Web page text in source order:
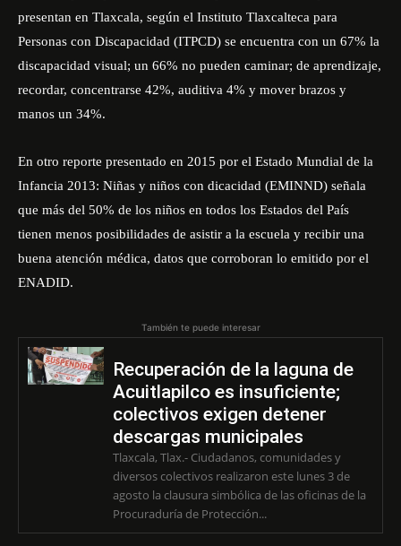
presentan en Tlaxcala, según el Instituto Tlaxcalteca para
Personas con Discapacidad (ITPCD) se encuentra con un 67% la
discapacidad visual; un 66% no pueden caminar; de aprendizaje,
recordar, concentrarse 42%, auditiva 4% y mover brazos y
manos un 34%.
En otro reporte presentado en 2015 por el Estado Mundial de la
Infancia 2013: Niñas y niños con dicacidad (EMINND) señala
que más del 50% de los niños en todos los Estados del País
tienen menos posibilidades de asistir a la escuela y recibir una
buena atención médica, datos que corroboran lo emitido por el
ENADID.
También te puede interesar
Recuperación de la laguna de
Acuitlapilco es insuficiente;
colectivos exigen detener
descargas municipales
Tlaxcala, Tlax.- Ciudadanos, comunidades y
diversos colectivos realizaron este lunes 3 de
agosto la clausura simbólica de las oficinas de la
Procuraduría de Protección...